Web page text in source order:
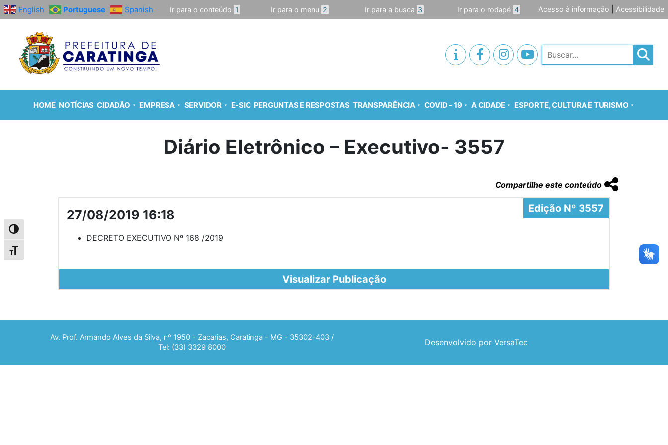
Alternar alto contraste
Alternar tamanho da fonte
English Portuguese Spanish Ir para o conteúdo 1 Ir para o menu 2 Ir para a busca 3 Ir para o rodapé 4 Acesso à informação Acessibilidade
Pesquisar
HOME NOTÍCIAS CIDADÃO EMPRESA SERVIDOR E-SIC PERGUNTAS E RESPOSTAS TRANSPARÊNCIA COVID - 19 A CIDADE ESPORTE, CULTURA E TURISMO
Diário Eletrônico – Executivo- 3557
Compartilhe este conteúdo
Edição Nº 3557
27/08/2019 16:18
DECRETO EXECUTIVO Nº 168 /2019
Visualizar Publicação
Av. Prof. Armando Alves da Silva, nº 1950 - Zacarias, Caratinga - MG - 35302-403 /
Tel: (33) 3329 8000
Desenvolvido por VersaTec